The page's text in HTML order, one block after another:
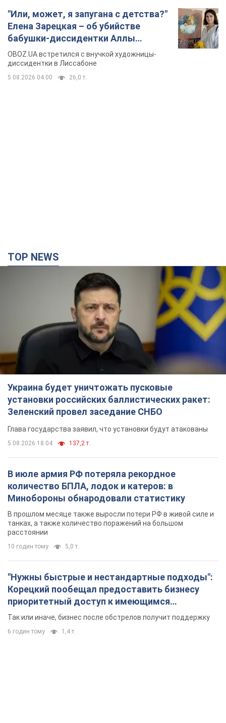
"Или, может, я запугана с детства?"
Елена Зарецкая – об убийстве
бабушки-диссидентки Аллы
Горской, критике сына Стуса и
бегстве в Португалию с пятью
детьми
OBOZ.UA встретился с внучкой художницы-
диссидентки в Лиссабоне
5.08.2026 04:00 26,0 т.
TOP NEWS
Украина будет уничтожать пусковые
установки российских баллистических ракет:
Зеленский провел заседание СНБО
Глава государства заявил, что установки будут атакованы
5.08.2026 18:04 137,2 т.
В июле армия РФ потеряла рекордное
количество БПЛА, лодок и катеров: в
Минобороны обнародовали статистику
В прошлом месяце также выросли потери РФ в живой силе и
танках, а также количество поражений на большом
расстоянии
10 годин тому 5,0 т.
"Нужны быстрые и нестандартные подходы":
Корецкий пообещал предоставить бизнесу
приоритетный доступ к имеющимся
складским помещениям
Так или иначе, бизнес после обстрелов получит поддержку
6 годин тому 1,4 т.